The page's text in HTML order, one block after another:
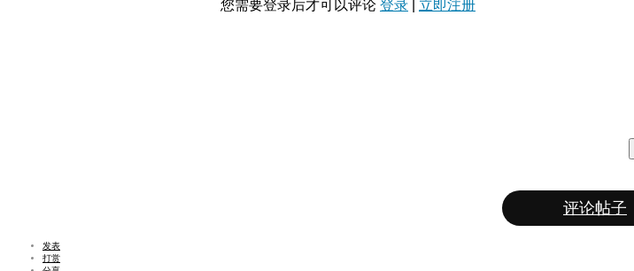
您需要登录后才可以评论 登录 立即注册
评论帖子
发表
打赏